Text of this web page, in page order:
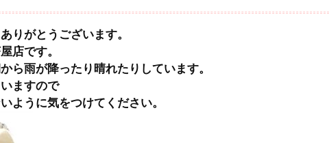
りがとうございます。
店です。
ら雨が降ったり晴れたりしています。
ますので
ように気をつけてください。